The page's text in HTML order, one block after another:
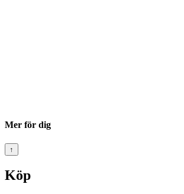
Mer för dig
↑
Köp